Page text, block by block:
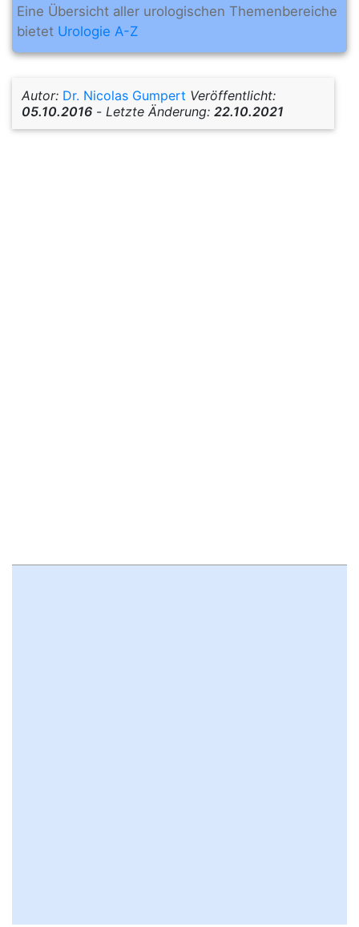
Eine Übersicht aller urologischen Themenbereiche
bietet Urologie A-Z
Autor: Dr. Nicolas Gumpert Veröffentlicht:
05.10.2016 - Letzte Änderung: 22.10.2021